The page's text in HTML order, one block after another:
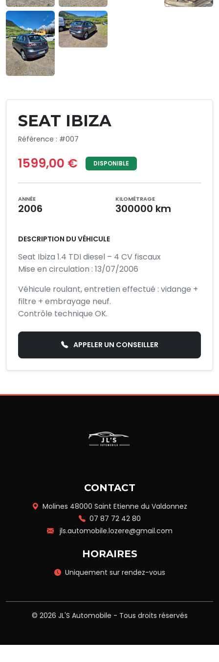
SEAT IBIZA
Référence : #007
1599,00 € DISPONIBLE
ANNÉE
2006
KILOMÉTRAGE
300000 km
DESCRIPTION DU VÉHICULE
Seat Ibiza 1.4 TDI diesel – 4 CV fiscaux
Mise en circulation : 13/07/2006
Véhicule roulant, entretien effectué : vidange +
filtre + embrayage neuf.
Contrôle technique OK.
APPELER UN CONSEILLER
CONTACT
Molines 48000 Saint Etienne du Valdonnez
07 87 72 42 80
jls.automobile.lozere@gmail.com
HORAIRES
Uniquement sur rendez-vous
© 2026 JL'S Automobile - Tous droits réservés